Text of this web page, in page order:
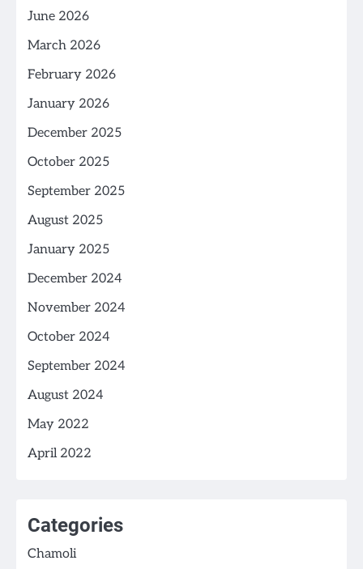
June 2026
March 2026
February 2026
January 2026
December 2025
October 2025
September 2025
August 2025
January 2025
December 2024
November 2024
October 2024
September 2024
August 2024
May 2022
April 2022
Categories
Chamoli